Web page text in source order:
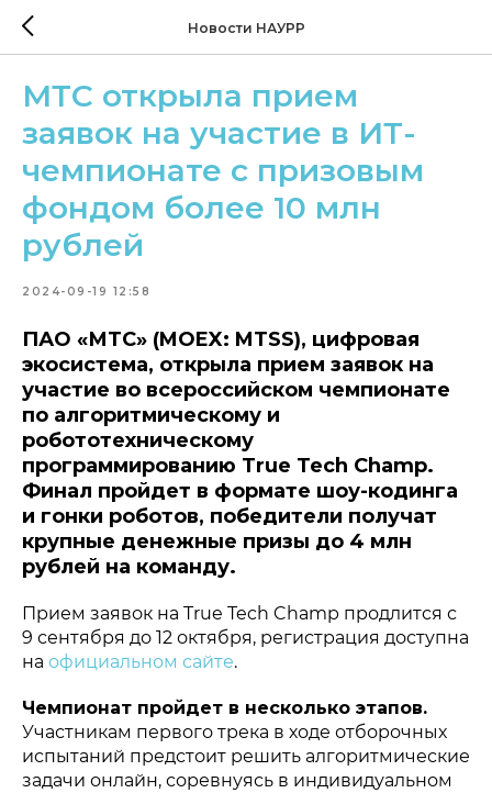
Новости НАУРР
МТС открыла прием
заявок на участие в ИТ-
чемпионате с призовым
фондом более 10 млн
рублей
2024-09-19 12:58
ПАО «МТС» (MOEX: MTSS), цифровая
экосистема, открыла прием заявок на
участие во всероссийском чемпионате
по алгоритмическому и
робототехническому
программированию True Tech Champ.
Финал пройдет в формате шоу-кодинга
и гонки роботов, победители получат
крупные денежные призы до 4 млн
рублей на команду.
Прием заявок на True Tech Champ продлится с
9 сентября до 12 октября, регистрация доступна
на официальном сайте.
Чемпионат пройдет в несколько этапов.
Участникам первого трека в ходе отборочных
испытаний предстоит решить алгоритмические
задачи онлайн, соревнуясь в индивидуальном